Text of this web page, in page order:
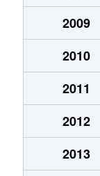
2009
2010
2011
2012
2013